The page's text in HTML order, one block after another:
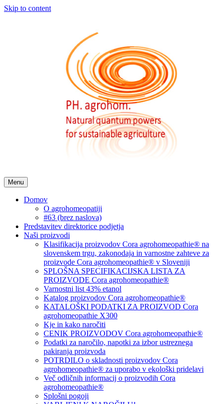
Skip to content
Menu
Domov
O agrohomeopatiji
#63 (brez naslova)
Predstavitev direktorice podjetja
Naši proizvodi
Klasifikacija proizvodov Cora agrohomeopathie® na
slovenskem trgu, zakonodaja in varnostne zahteve za
proizvode Cora agrohomeopathie® v Sloveniji
SPLOŠNA SPECIFIKACIJSKA LISTA ZA
PROIZVODE Cora agrohomeopathie®
Varnostni list 43% etanol
Katalog proizvodov Cora agrohomeopathie®
KATALOŠKI PODATKI ZA PROIZVOD Cora
agrohomeopathie X300
Kje in kako naročiti
CENIK PROIZVODOV Cora agrohomeopathie®
Podatki za naročilo, napotki za izbor ustreznega
pakiranja proizvoda
POTRDILO o skladnosti proizvodov Cora
agrohomeopathie® za uporabo v ekološki pridelavi
Več odličnih informacij o proizvodih Cora
agrohomeopathie®
Splošni pogoji